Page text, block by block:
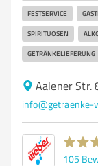
FESTSERVICE
SPIRITUOSEN
GETRÄNKELIEFERUNG
Aalener Str.
info@getraenke-
105